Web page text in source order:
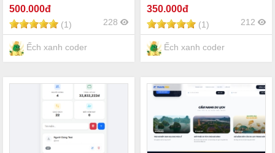
500.000đ
(1) 228
Ếch xanh coder
350.000đ
(1) 212
Ếch xanh coder